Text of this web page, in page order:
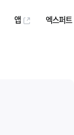
앱 엑스퍼트